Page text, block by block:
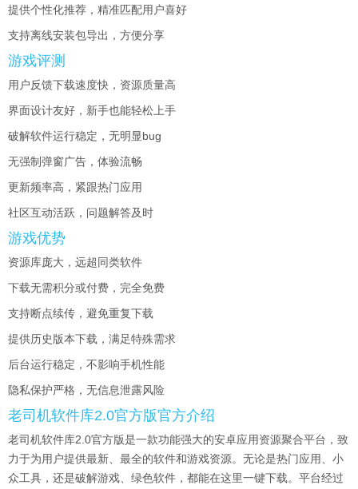
提供个性化推荐，精准匹配用户喜好
支持离线安装包导出，方便分享
游戏评测
用户反馈下载速度快，资源质量高
界面设计友好，新手也能轻松上手
破解软件运行稳定，无明显bug
无强制弹窗广告，体验流畅
更新频率高，紧跟热门应用
社区互动活跃，问题解答及时
游戏优势
资源库庞大，远超同类软件
下载无需积分或付费，完全免费
支持断点续传，避免重复下载
提供历史版本下载，满足特殊需求
后台运行稳定，不影响手机性能
隐私保护严格，无信息泄露风险
老司机软件库2.0官方版官方介绍
老司机软件库2.0官方版是一款功能强大的安卓应用资源聚合平台，致
力于为用户提供最新、最全的软件和游戏资源。无论是热门应用、小
众工具，还是破解游戏、绿色软件，都能在这里一键下载。平台经过